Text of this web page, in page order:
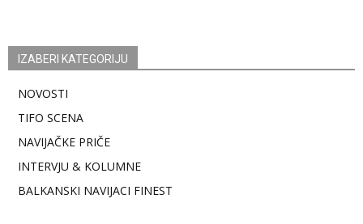
IZABERI KATEGORIJU
NOVOSTI
TIFO SCENA
NAVIJAČKE PRIČE
INTERVJU & KOLUMNE
BALKANSKI NAVIJACI FINEST